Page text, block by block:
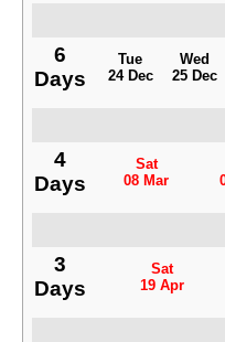
6
Days
Tue
24 Dec
Wed
25 Dec
4
Days
Sat
08 Mar
3
Days
Sat
19 Apr